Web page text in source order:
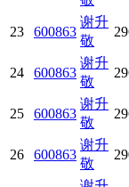
23 600863
谢升
敬
24 600863
谢升
敬
25 600863
谢升
敬
26 600863
谢升
敬